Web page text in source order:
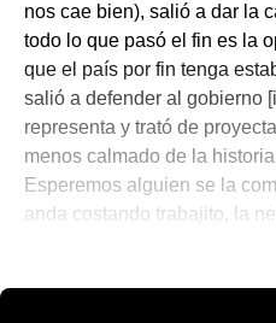
nos cae bien), salió a dar la
todo lo que pasó el fin es la
que el país por fin tenga
salió a defender al gobierno
representa y trató de
menos calmado de la
Esperemos alguien se la
anda costando trabajito, la